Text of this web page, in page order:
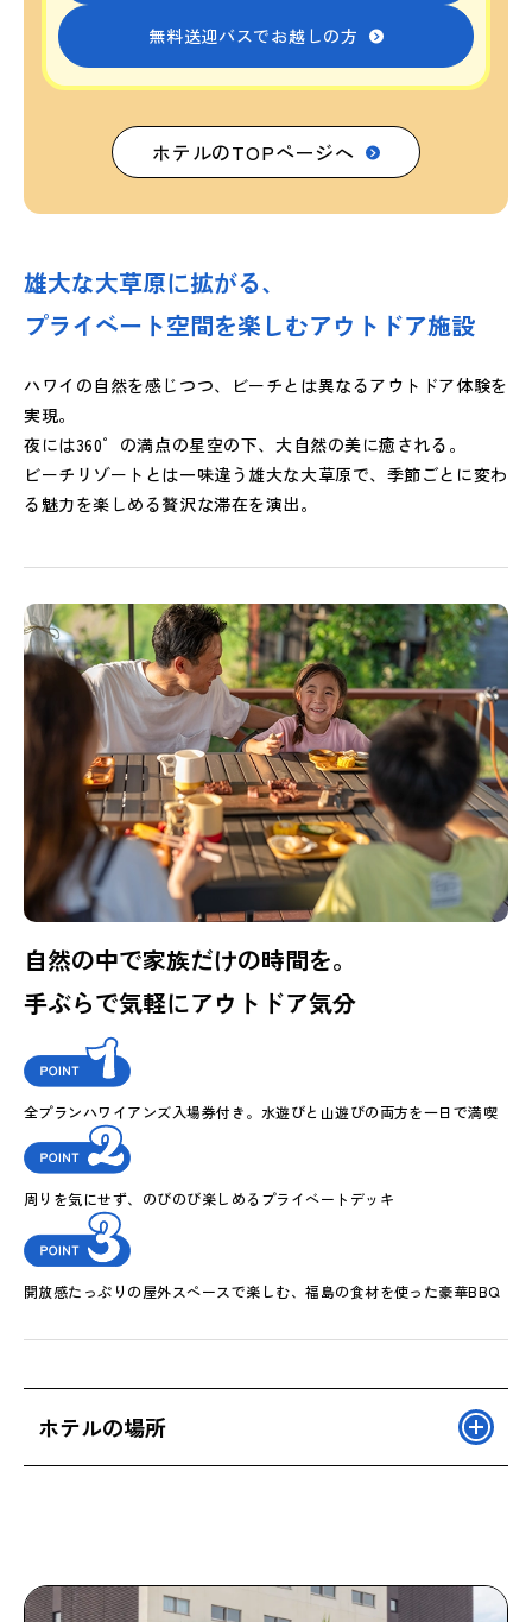
無料送迎バスでお越しの方
ホテルのTOPページへ
雄大な大草原に拡がる、
プライベート空間を楽しむアウトドア施設
ハワイの自然を感じつつ、ビーチとは異なるアウトドア体験を
実現。
夜には360゜の満点の星空の下、大自然の美に癒される。
ビーチリゾートとは一味違う雄大な大草原で、季節ごとに変わ
る魅力を楽しめる贅沢な滞在を演出。
自然の中で家族だけの時間を。
手ぶらで気軽にアウトドア気分
全プランハワイアンズ入場券付き。水遊びと山遊びの両方を一日で満喫
周りを気にせず、のびのび楽しめるプライベートデッキ
開放感たっぷりの屋外スペースで楽しむ、福島の食材を使った豪華BBQ
ホテルの場所